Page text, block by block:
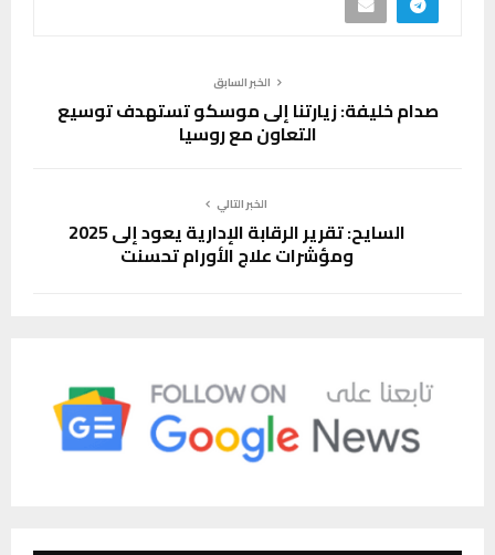
الخبر السابق
صدام خليفة: زيارتنا إلى موسكو تستهدف توسيع
التعاون مع روسيا
الخبر التالي
السايح: تقرير الرقابة الإدارية يعود إلى 2025
ومؤشرات علاج الأورام تحسنت